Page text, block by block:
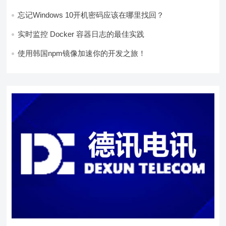
忘记Windows 10开机密码应该在哪里找回？
实时监控 Docker 容器日志的最佳实践
使用韩国npm镜像加速你的开发之旅！